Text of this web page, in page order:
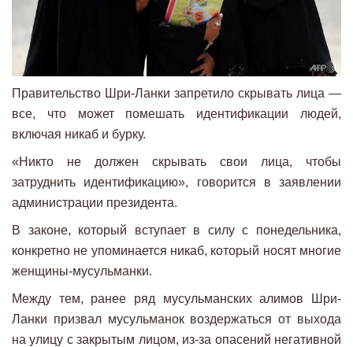
Правительство Шри-Ланки запретило скрывать лица —
все, что может помешать идентификации людей,
включая никаб и бурку.
«Никто не должен скрывать свои лица, чтобы
затруднить идентификацию», говорится в заявлении
администрации президента.
В законе, который вступает в силу с понедельника,
конкретно не упоминается никаб, который носят многие
женщины-мусульманки.
Между тем, ранее ряд мусульманских алимов Шри-
Ланки призвал мусульманок воздержаться от выхода
на улицу с закрытым лицом, из-за опасений негативной